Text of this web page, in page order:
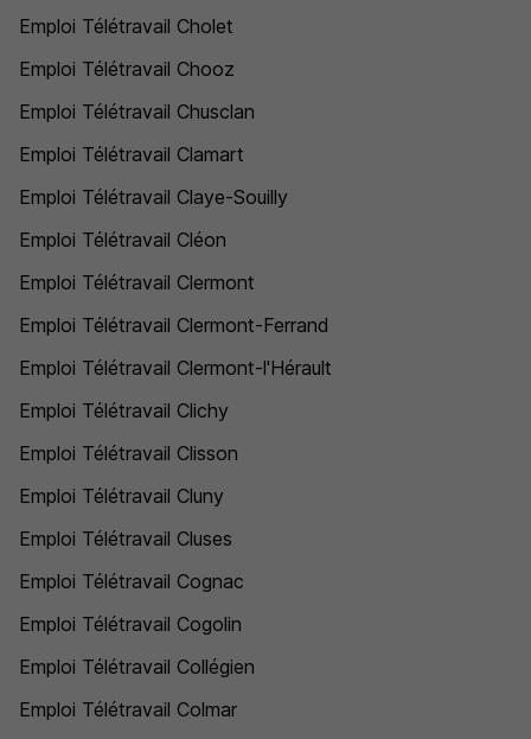
Emploi Télétravail Cholet
Emploi Télétravail Chooz
Emploi Télétravail Chusclan
Emploi Télétravail Clamart
Emploi Télétravail Claye-Souilly
Emploi Télétravail Cléon
Emploi Télétravail Clermont
Emploi Télétravail Clermont-Ferrand
Emploi Télétravail Clermont-l'Hérault
Emploi Télétravail Clichy
Emploi Télétravail Clisson
Emploi Télétravail Cluny
Emploi Télétravail Cluses
Emploi Télétravail Cognac
Emploi Télétravail Cogolin
Emploi Télétravail Collégien
Emploi Télétravail Colmar